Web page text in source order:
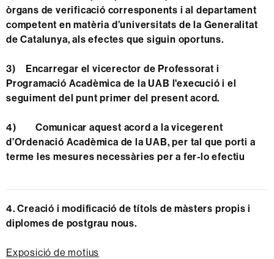
òrgans de verificació corresponents i al departament
competent en matèria d’universitats de la Generalitat
de Catalunya, als efectes que siguin oportuns.
3) Encarregar el vicerector de Professorat i
Programació Acadèmica de la UAB l'execució i el
seguiment del punt primer del present acord.
4) Comunicar aquest acord a la vicegerent
d’Ordenació Acadèmica de la UAB, per tal que porti a
terme les mesures necessàries per a fer-lo efectiu
4. Creació i modificació de títols de màsters propis i
diplomes de postgrau nous.
Exposició de motius